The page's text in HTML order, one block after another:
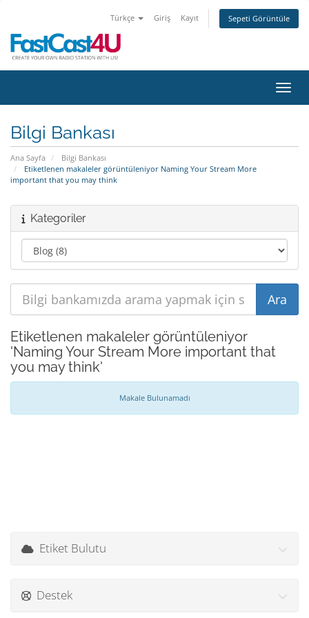
Türkçe Giriş Kayıt Sepeti Görüntüle
Bilgi Bankası
Ana Sayfa
Bilgi Bankası
Etiketlenen makaleler görüntüleniyor Naming Your Stream More
important that you may think
Kategoriler
Etiketlenen makaleler görüntüleniyor
'Naming Your Stream More important that
you may think'
Makale Bulunamadı
Etiket Bulutu
Destek